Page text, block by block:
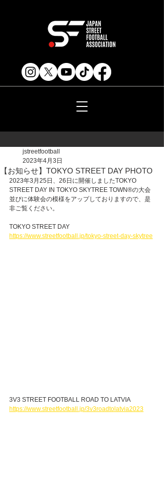
【お知らせ】TOKYO STREET DAY PHOTO
jstreetfootball
2023年4月3日
2023年3月25日、26日に開催しましたTOKYO
STREET DAY IN TOKYO SKYTREE TOWN®︎の大会
並びに体験会の模様をアップしておりますので、是
非ご覧ください。
TOKYO STREET DAY
https://www.streetfootball.jp/tokyo-street-day-skytree
3V3 STREET FOOTBALL ROAD TO LATVIA
https://www.streetfootball.jp/3v3roadtolatvia2023